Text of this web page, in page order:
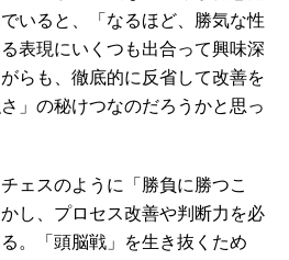
いると、「なるほど、勝気な性
表現にいくつも出合って興味深
らも、徹底的に反省して改善を
」の秘けつなのだろうかと思っ
ェスのように「勝負に勝つこ
し、プロセス改善や判断力を必
。「頭脳戦」を生き抜くため